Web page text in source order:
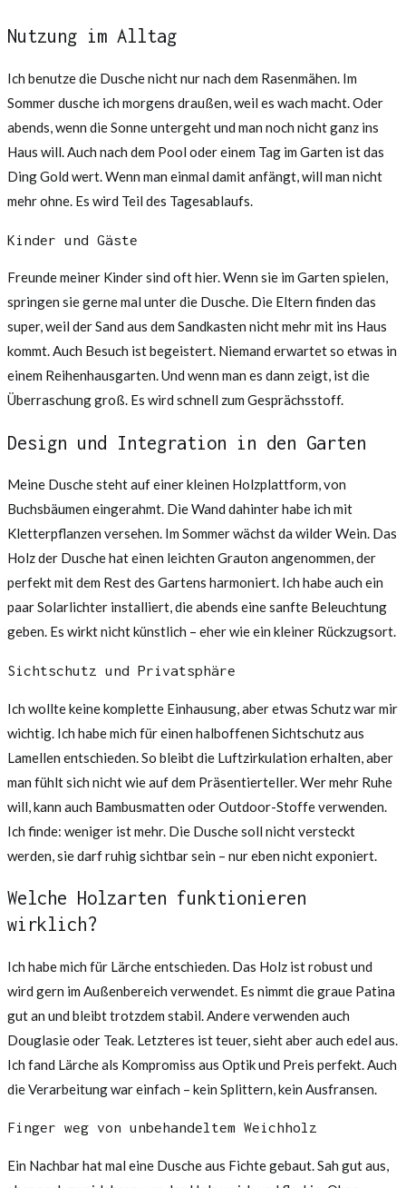
Nutzung im Alltag
Ich benutze die Dusche nicht nur nach dem Rasenmähen. Im
Sommer dusche ich morgens draußen, weil es wach macht. Oder
abends, wenn die Sonne untergeht und man noch nicht ganz ins
Haus will. Auch nach dem Pool oder einem Tag im Garten ist das
Ding Gold wert. Wenn man einmal damit anfängt, will man nicht
mehr ohne. Es wird Teil des Tagesablaufs.
Kinder und Gäste
Freunde meiner Kinder sind oft hier. Wenn sie im Garten spielen,
springen sie gerne mal unter die Dusche. Die Eltern finden das
super, weil der Sand aus dem Sandkasten nicht mehr mit ins Haus
kommt. Auch Besuch ist begeistert. Niemand erwartet so etwas in
einem Reihenhausgarten. Und wenn man es dann zeigt, ist die
Überraschung groß. Es wird schnell zum Gesprächsstoff.
Design und Integration in den Garten
Meine Dusche steht auf einer kleinen Holzplattform, von
Buchsbäumen eingerahmt. Die Wand dahinter habe ich mit
Kletterpflanzen versehen. Im Sommer wächst da wilder Wein. Das
Holz der Dusche hat einen leichten Grauton angenommen, der
perfekt mit dem Rest des Gartens harmoniert. Ich habe auch ein
paar Solarlichter installiert, die abends eine sanfte Beleuchtung
geben. Es wirkt nicht künstlich – eher wie ein kleiner Rückzugsort.
Sichtschutz und Privatsphäre
Ich wollte keine komplette Einhausung, aber etwas Schutz war mir
wichtig. Ich habe mich für einen halboffenen Sichtschutz aus
Lamellen entschieden. So bleibt die Luftzirkulation erhalten, aber
man fühlt sich nicht wie auf dem Präsentierteller. Wer mehr Ruhe
will, kann auch Bambusmatten oder Outdoor-Stoffe verwenden.
Ich finde: weniger ist mehr. Die Dusche soll nicht versteckt
werden, sie darf ruhig sichtbar sein – nur eben nicht exponiert.
Welche Holzarten funktionieren
wirklich?
Ich habe mich für Lärche entschieden. Das Holz ist robust und
wird gern im Außenbereich verwendet. Es nimmt die graue Patina
gut an und bleibt trotzdem stabil. Andere verwenden auch
Douglasie oder Teak. Letzteres ist teuer, sieht aber auch edel aus.
Ich fand Lärche als Kompromiss aus Optik und Preis perfekt. Auch
die Verarbeitung war einfach – kein Splittern, kein Ausfransen.
Finger weg von unbehandeltem Weichholz
Ein Nachbar hat mal eine Dusche aus Fichte gebaut. Sah gut aus,